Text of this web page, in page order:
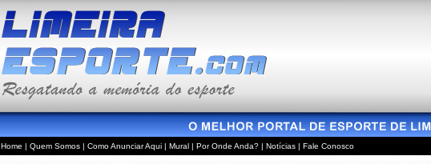
Home | Quem Somos | Como Anunciar Aqui | Mural | Por Onde Anda? | Notícias | Fale Conosco